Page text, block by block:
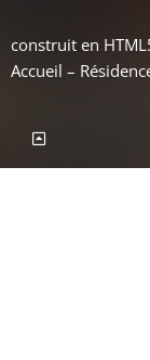
construit en
Accueil –